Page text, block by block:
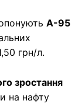
А-95
грн/л.
зростання
на нафту